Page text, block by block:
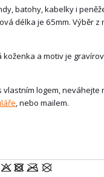
batohy, kabelky i
délka je 65mm. Výběr z
a motiv je
vlastním logem,
, nebo mailem.